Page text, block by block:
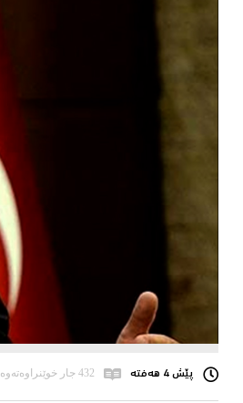
پێش 4 هەفتە 432 جار خوێنراوەتەوە